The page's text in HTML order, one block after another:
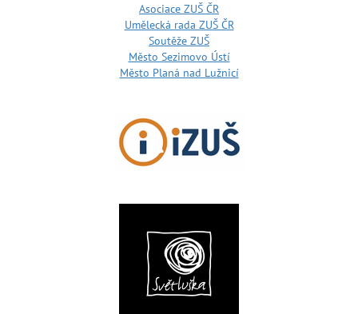
Asociace ZUŠ ČR
Umělecká rada ZUŠ ČR
Soutěže ZUŠ
Město Sezimovo Ústí
Město Planá nad Lužnicí